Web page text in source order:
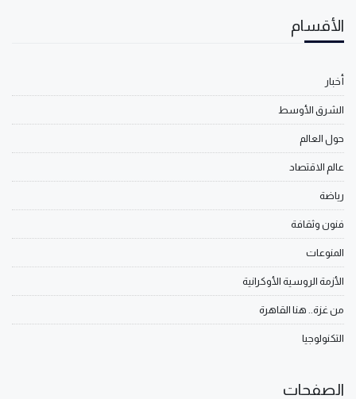
الأقسام
أخبار
الشرق الأوسط
حول العالم
عالم الاقتصاد
رياضة
فنون وثقافة
المنوعات
الأزمة الروسية الأوكرانية
من غزة.. هنا القاهرة
التكنولوجيا
الصفحات